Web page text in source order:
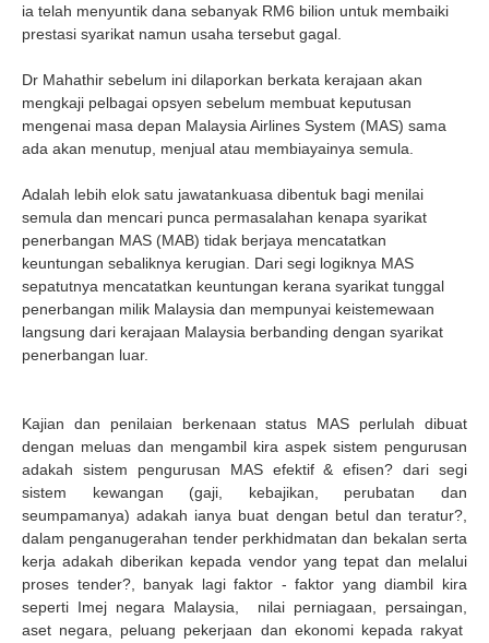
ia telah menyuntik dana sebanyak RM6 bilion untuk membaiki
prestasi syarikat namun usaha tersebut gagal.
Dr Mahathir sebelum ini dilaporkan berkata kerajaan akan
mengkaji pelbagai opsyen sebelum membuat keputusan
mengenai masa depan Malaysia Airlines System (MAS) sama
ada akan menutup, menjual atau membiayainya semula.
Adalah lebih elok satu jawatankuasa dibentuk bagi menilai
semula dan mencari punca permasalahan kenapa syarikat
penerbangan MAS (MAB) tidak berjaya mencatatkan
keuntungan sebaliknya kerugian. Dari segi logiknya MAS
sepatutnya mencatatkan keuntungan kerana syarikat tunggal
penerbangan milik Malaysia dan mempunyai keistemewaan
langsung dari kerajaan Malaysia berbanding dengan syarikat
penerbangan luar.
Kajian dan penilaian berkenaan status MAS perlulah dibuat
dengan meluas dan mengambil kira aspek sistem pengurusan
adakah sistem pengurusan MAS efektif & efisen? dari segi
sistem kewangan (gaji, kebajikan, perubatan dan
seumpamanya) adakah ianya buat dengan betul dan teratur?,
dalam penganugerahan tender perkhidmatan dan bekalan serta
kerja adakah diberikan kepada vendor yang tepat dan melalui
proses tender?, banyak lagi faktor - faktor yang diambil kira
seperti Imej negara Malaysia, nilai perniagaan, persaingan,
aset negara, peluang pekerjaan dan ekonomi kepada rakyat